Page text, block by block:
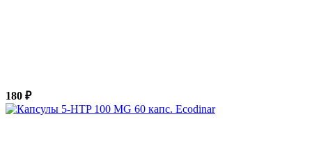
180 ₽